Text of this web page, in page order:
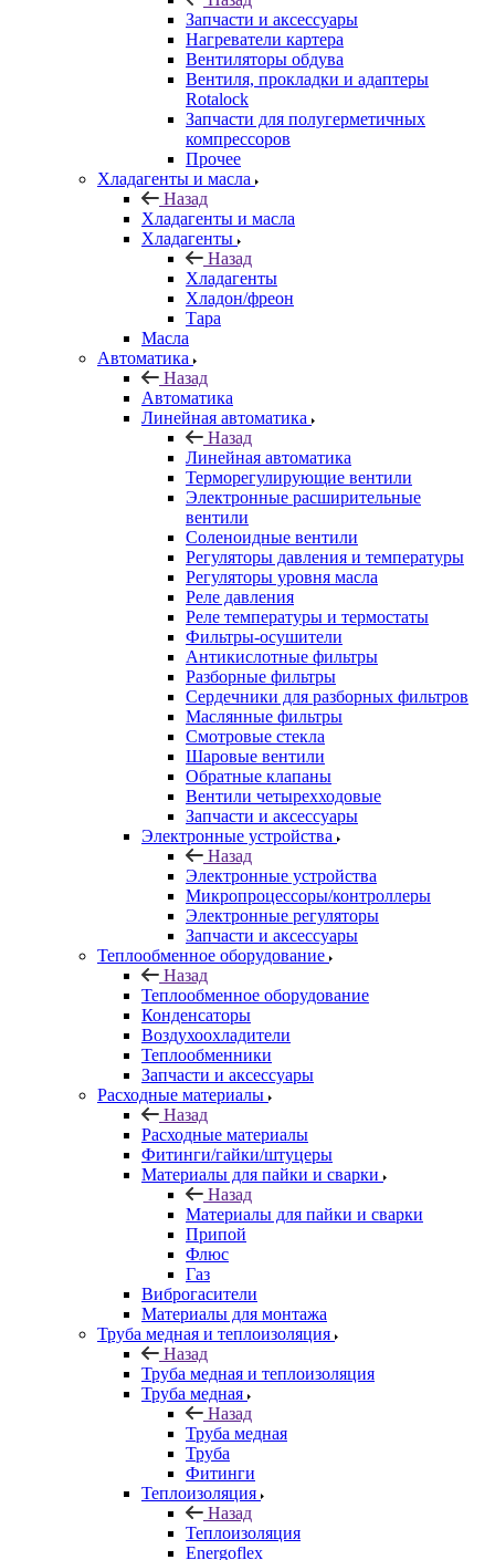
Запчасти и аксессуары
Нагреватели картера
Вентиляторы обдува
Вентиля, прокладки и адаптеры
Rotalock
Запчасти для полугерметичных
компрессоров
Прочее
Хладагенты и масла
Назад
Хладагенты и масла
Хладагенты
Назад
Хладагенты
Хладон/фреон
Тара
Масла
Автоматика
Назад
Автоматика
Линейная автоматика
Назад
Линейная автоматика
Терморегулирующие вентили
Электронные расширительные
вентили
Соленоидные вентили
Регуляторы давления и температуры
Регуляторы уровня масла
Реле давления
Реле температуры и термостаты
Фильтры-осушители
Антикислотные фильтры
Разборные фильтры
Сердечники для разборных фильтров
Маслянные фильтры
Смотровые стекла
Шаровые вентили
Обратные клапаны
Вентили четырехходовые
Запчасти и аксессуары
Электронные устройства
Назад
Электронные устройства
Микропроцессоры/контроллеры
Электронные регуляторы
Запчасти и аксессуары
Теплообменное оборудование
Назад
Теплообменное оборудование
Конденсаторы
Воздухоохладители
Теплообменники
Запчасти и аксессуары
Расходные материалы
Назад
Расходные материалы
Фитинги/гайки/штуцеры
Материалы для пайки и сварки
Назад
Материалы для пайки и сварки
Припой
Флюс
Газ
Виброгасители
Материалы для монтажа
Труба медная и теплоизоляция
Назад
Труба медная и теплоизоляция
Труба медная
Назад
Труба медная
Труба
Фитинги
Теплоизоляция
Назад
Теплоизоляция
Energoflex